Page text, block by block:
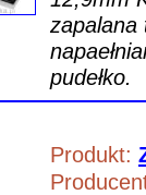
zapalana
pudełko.
Produkt: